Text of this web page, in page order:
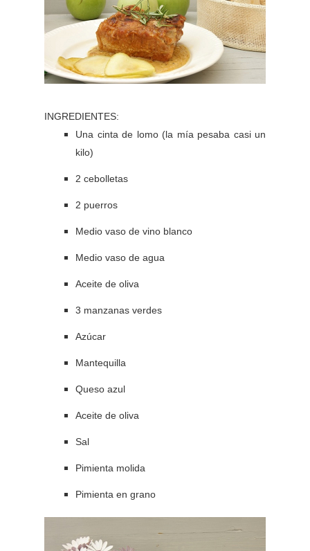
INGREDIENTES:
Una cinta de lomo (la mía pesaba casi un
kilo)
2 cebolletas
2 puerros
Medio vaso de vino blanco
Medio vaso de agua
Aceite de oliva
3 manzanas verdes
Azúcar
Mantequilla
Queso azul
Aceite de oliva
Sal
Pimienta molida
Pimienta en grano